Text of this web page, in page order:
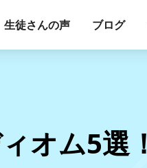
生徒さんの声 ブログ
オム5選！